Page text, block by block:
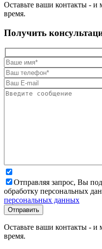
Оставьте ваши контакты -
время.
Получить
Отправляя запрос, Вы
обработку персональных
персональных данных
Оставьте ваши контакты -
время.